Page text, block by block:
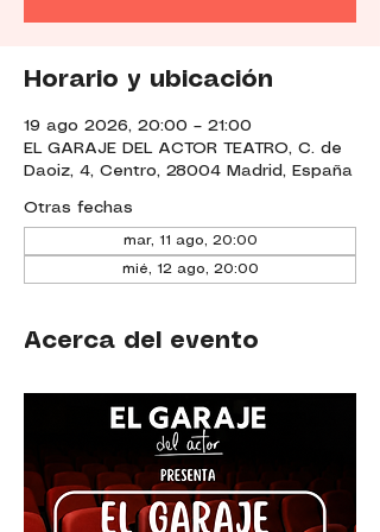
Horario y ubicación
19 ago 2026, 20:00 – 21:00
EL GARAJE DEL ACTOR TEATRO, C. de
Daoiz, 4, Centro, 28004 Madrid, España
Otras fechas
mar, 11 ago, 20:00
mié, 12 ago, 20:00
Acerca del evento